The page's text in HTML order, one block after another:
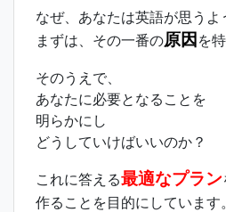
なぜ、あなたは英語が思うよ
まずは、その一番の原因 を
そのうえで、
あなたに必要となることを
明らかにし
どうしていけばいいのか？
これに答える最適なプラン
作ることを目的にしています。